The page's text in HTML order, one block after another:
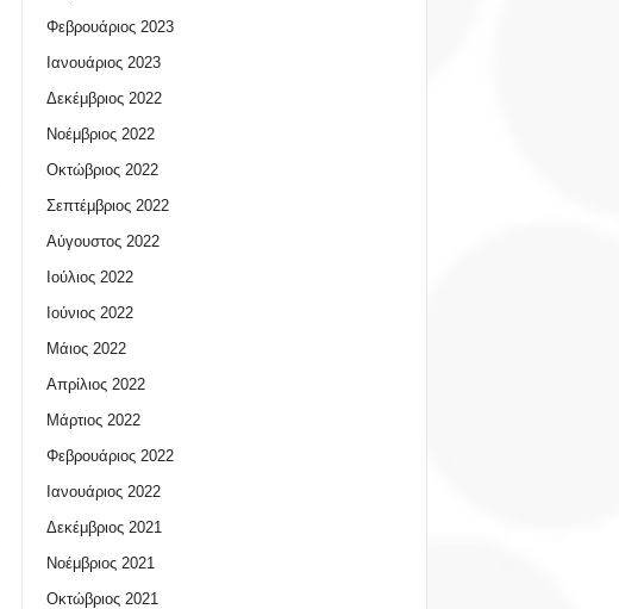
Φεβρουάριος 2023
Ιανουάριος 2023
Δεκέμβριος 2022
Νοέμβριος 2022
Οκτώβριος 2022
Σεπτέμβριος 2022
Αύγουστος 2022
Ιούλιος 2022
Ιούνιος 2022
Μάιος 2022
Απρίλιος 2022
Μάρτιος 2022
Φεβρουάριος 2022
Ιανουάριος 2022
Δεκέμβριος 2021
Νοέμβριος 2021
Οκτώβριος 2021